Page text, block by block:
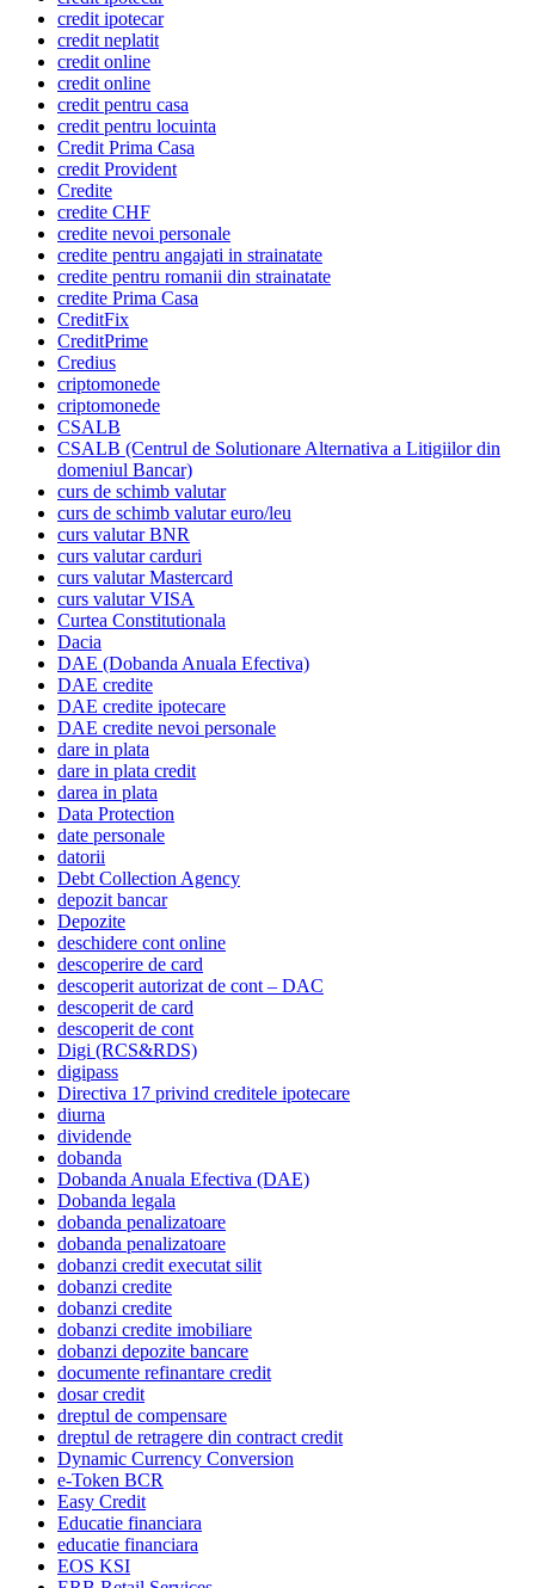
credit ipotecar
credit neplatit
credit online
credit online
credit pentru casa
credit pentru locuinta
Credit Prima Casa
credit Provident
Credite
credite CHF
credite nevoi personale
credite pentru angajati in strainatate
credite pentru romanii din strainatate
credite Prima Casa
CreditFix
CreditPrime
Credius
criptomonede
criptomonede
CSALB
CSALB (Centrul de Solutionare Alternativa a Litigiilor din
domeniul Bancar)
curs de schimb valutar
curs de schimb valutar euro/leu
curs valutar BNR
curs valutar carduri
curs valutar Mastercard
curs valutar VISA
Curtea Constitutionala
Dacia
DAE (Dobanda Anuala Efectiva)
DAE credite
DAE credite ipotecare
DAE credite nevoi personale
dare in plata
dare in plata credit
darea in plata
Data Protection
date personale
datorii
Debt Collection Agency
depozit bancar
Depozite
deschidere cont online
descoperire de card
descoperit autorizat de cont – DAC
descoperit de card
descoperit de cont
Digi (RCS&RDS)
digipass
Directiva 17 privind creditele ipotecare
diurna
dividende
dobanda
Dobanda Anuala Efectiva (DAE)
Dobanda legala
dobanda penalizatoare
dobanda penalizatoare
dobanzi credit executat silit
dobanzi credite
dobanzi credite
dobanzi credite imobiliare
dobanzi depozite bancare
documente refinantare credit
dosar credit
dreptul de compensare
dreptul de retragere din contract credit
Dynamic Currency Conversion
e-Token BCR
Easy Credit
Educatie financiara
educatie financiara
EOS KSI